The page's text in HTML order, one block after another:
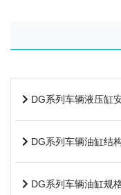
DG系列车辆液压缸
DG系列车辆油缸结
DG系列车辆油缸规